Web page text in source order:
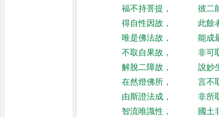
福不持菩提 ，
彼二
得自性因故 ，
此餘
唯是佛法故 ，
能成
不取自果故 ，
非可
解脫二障故 ，
說妙
在然燈佛所 ，
言不
由斯證法成 ，
非所
智流唯識性 ，
國土